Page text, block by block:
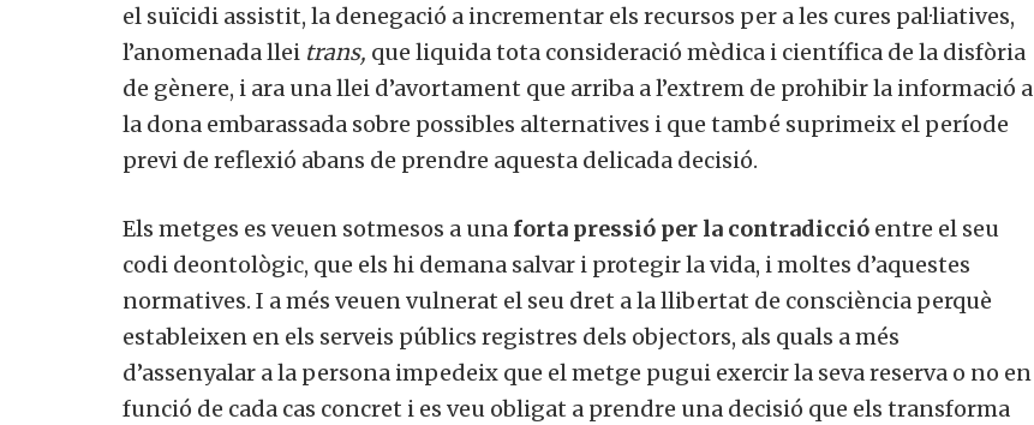
el suïcidi assistit, la denegació a incrementar els recursos per a les cures pal·liatives,
l’anomenada llei trans, que liquida tota consideració mèdica i científica de la disfòria
de gènere, i ara una llei d’avortament que arriba a l’extrem de prohibir la informació a
la dona embarassada sobre possibles alternatives i que també suprimeix el període
previ de reflexió abans de prendre aquesta delicada decisió.
Els metges es veuen sotmesos a una forta pressió per la contradicció entre el seu
codi deontològic, que els hi demana salvar i protegir la vida, i moltes d’aquestes
normatives. I a més veuen vulnerat el seu dret a la llibertat de consciència perquè
estableixen en els serveis públics registres dels objectors, als quals a més
d’assenyalar a la persona impedeix que el metge pugui exercir la seva reserva o no en
funció de cada cas concret i es veu obligat a prendre una decisió que els transforma